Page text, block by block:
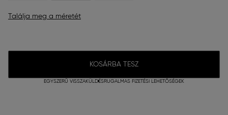
Találja meg a méretét
KOSÁRBA TESZ
EGYSZERŰ VISSZAKÜLDÉSRUGALMAS FIZETÉSI LEHETŐSÉGEK